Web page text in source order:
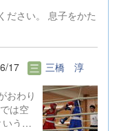
ださい。 息子をかた
17 三橋 淳
おわり
は空
う結